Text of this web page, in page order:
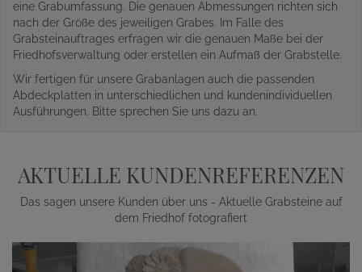
eine Grabumfassung. Die genauen Abmessungen richten sich
nach der Größe des jeweiligen Grabes. Im Falle des
Grabsteinauftrages erfragen wir die genauen Maße bei der
Friedhofsverwaltung oder erstellen ein Aufmaß der Grabstelle.
Wir fertigen für unsere Grabanlagen auch die passenden
Abdeckplatten in unterschiedlichen und kundenindividuellen
Ausführungen. Bitte sprechen Sie uns dazu an.
AKTUELLE KUNDENREFERENZEN
Das sagen unsere Kunden über uns - Aktuelle Grabsteine auf
dem Friedhof fotografiert